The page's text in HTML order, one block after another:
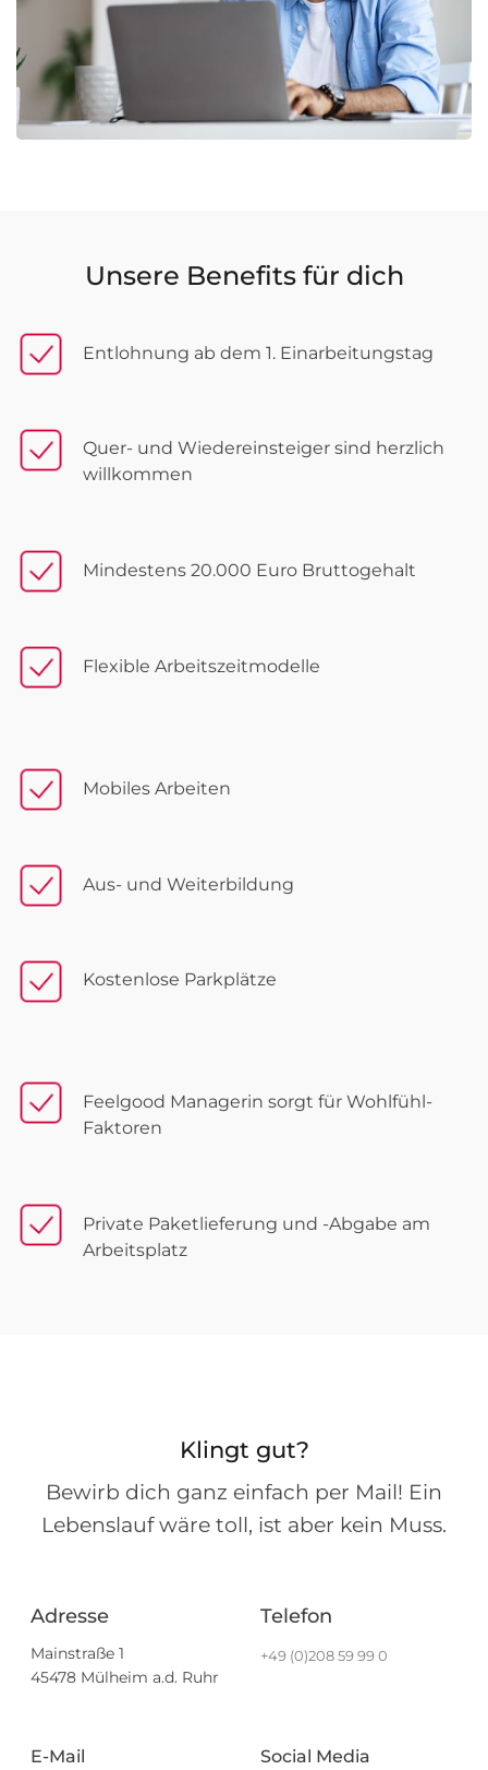
Unsere Benefits für dich
Entlohnung ab dem 1. Einarbeitungstag
Quer- und Wiedereinsteiger sind herzlich
willkommen
Mindestens 20.000 Euro Bruttogehalt
Flexible Arbeitszeitmodelle
Mobiles Arbeiten
Aus- und Weiterbildung
Kostenlose Parkplätze
Feelgood Managerin sorgt für Wohlfühl-
Faktoren
Private Paketlieferung und -Abgabe am
Arbeitsplatz
Klingt gut?
Bewirb dich ganz einfach per Mail! Ein
Lebenslauf wäre toll, ist aber kein Muss.
Adresse
Mainstraße 1
45478 Mülheim a.d. Ruhr
Telefon
+49 (0)208 59 99 0
E-Mail Social Media